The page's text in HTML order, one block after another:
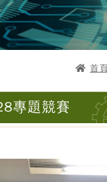
首
專題競賽